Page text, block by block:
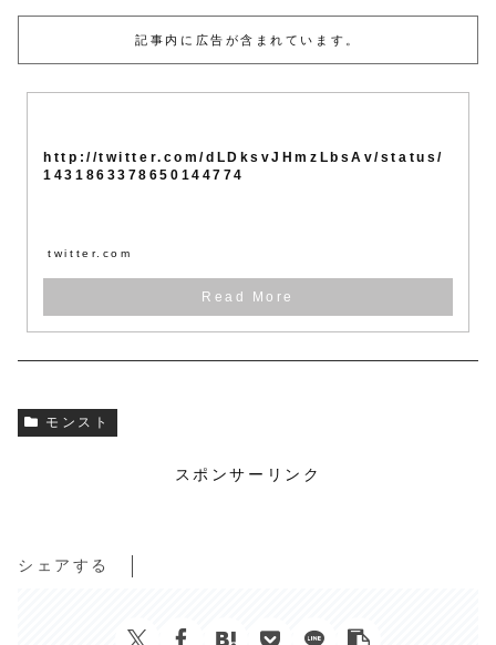
記事内に広告が含まれています。
http://twitter.com/dLDksvJHmzLbsAv/status/
1431863378650144774
twitter.com
モンスト
スポンサーリンク
シェアする